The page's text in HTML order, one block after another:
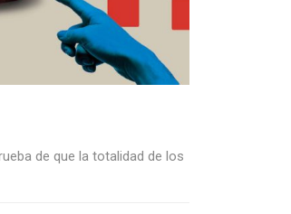
de que la totalidad de los